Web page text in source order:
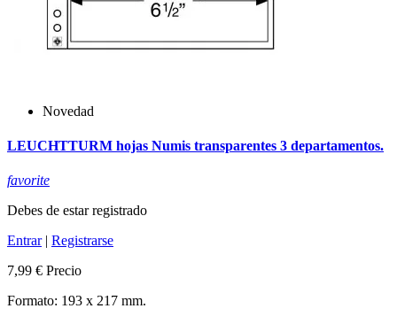
Novedad
LEUCHTTURM hojas Numis transparentes 3 departamentos.
favorite
Debes de estar registrado
Entrar| Registrarse
7,99 € Precio
Formato: 193 x 217 mm.